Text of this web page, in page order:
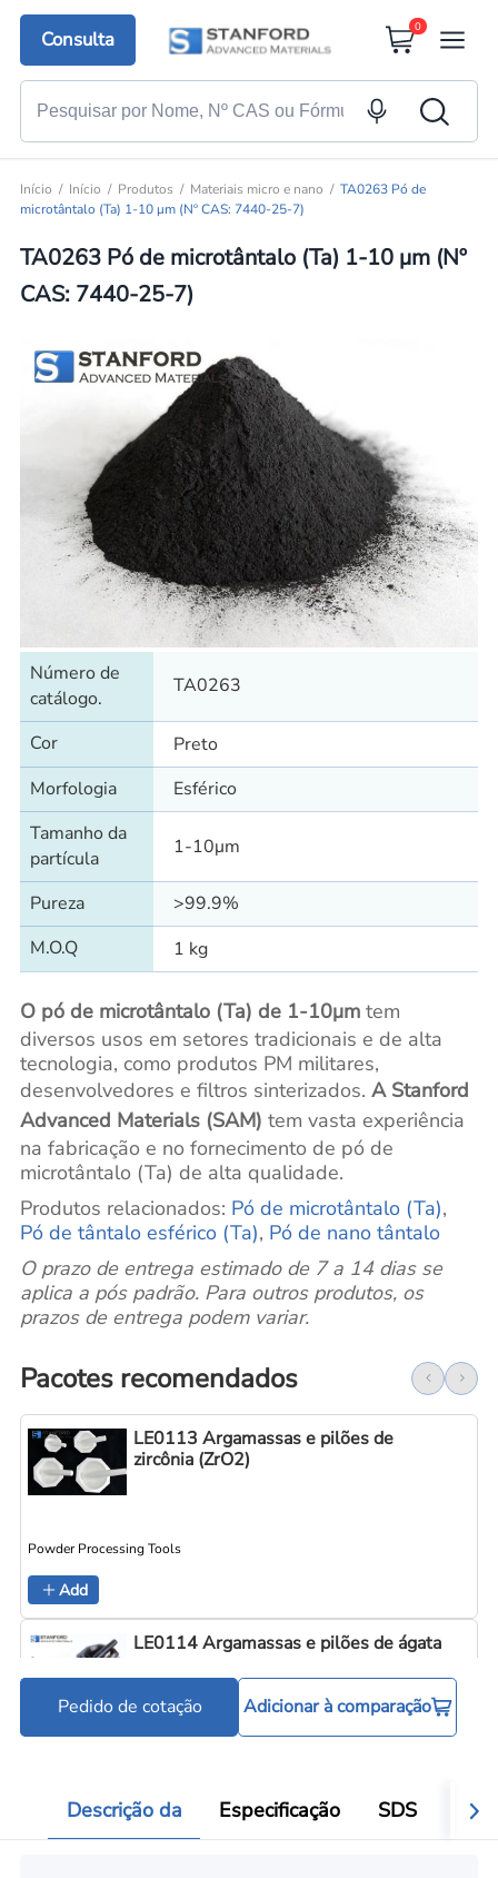
Consulta
0
Início Início Produtos Materiais micro e nano
TA0263 Pó de
microtântalo (Ta) 1-10 μm (Nº CAS: 7440-25-7)
TA0263 Pó de microtântalo (Ta) 1-10 μm (Nº
CAS: 7440-25-7)
Número de
catálogo.
TA0263
Cor
Preto
Morfologia
Esférico
Tamanho da
partícula
1-10μm
Pureza
>99.9%
M.O.Q
1 kg
O pó de microtântalo (Ta) de 1-10μmtem
diversos usos em setores tradicionais e de alta
tecnologia, como produtos PM militares,
desenvolvedores e filtros sinterizados. A Stanford
Advanced Materials (SAM) tem vasta experiência
na fabricação e no fornecimento de pó de
microtântalo (Ta) de alta qualidade.
Produtos relacionados: Pó de microtântalo (Ta),
Pó de tântalo esférico (Ta), Pó de nano tântalo
O prazo de entrega estimado de 7 a 14 dias se
aplica a pós padrão. Para outros produtos, os
prazos de entrega podem variar.
Pacotes recomendados
LE0113 Argamassas e pilões de
zircônia (ZrO2)
Powder Processing Tools
Add
LE0114 Argamassas e pilões de ágata
Pedido de cotação Adicionar à comparação
Descrição da Especificação SDS